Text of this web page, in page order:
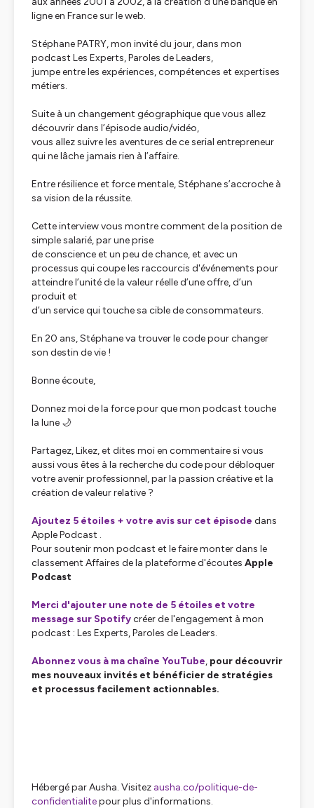
ligne en France sur le web.
Stéphane PATRY, mon invité du jour, dans mon
podcast Les Experts, Paroles de Leaders,
jumpe entre les expériences, compétences et expertises
métiers.
Suite à un changement géographique que vous allez
découvrir dans l’épisode audio/vidéo,
vous allez suivre les aventures de ce serial entrepreneur
qui ne lâche jamais rien à l’affaire.
Entre résilience et force mentale, Stéphane s’accroche à
sa vision de la réussite.
Cette interview vous montre comment de la position de
simple salarié, par une prise
de conscience et un peu de chance, et avec un
processus qui coupe les raccourcis d'événements pour
atteindre l’unité de la valeur réelle d’une offre, d’un
produit et
d’un service qui touche sa cible de consommateurs.
En 20 ans, Stéphane va trouver le code pour changer
son destin de vie !
Bonne écoute,
Donnez moi de la force pour que mon podcast touche
la lune 🌙
Partagez, Likez, et dites moi en commentaire si vous
aussi vous êtes à la recherche du code pour débloquer
votre avenir professionnel, par la passion créative et la
création de valeur relative ?
Ajoutez 5 étoiles + votre avis sur cet épisode dans
Apple Podcast .
Pour soutenir mon podcast et le faire monter dans le
classement Affaires de la plateforme d'écoutes Apple
Podcast
Merci d'ajouter une note de 5 étoiles et votre
message sur Spotifycréer de l'engagement à mon
podcast : Les Experts, Paroles de Leaders.
Abonnez vous à ma chaîne YouTube, pour découvrir
mes nouveaux invités et bénéficier de stratégies
et processus facilement actionnables.
Hébergé par Ausha. Visitez ausha.co/politique-de-
confidentialitepour plus d'informations.